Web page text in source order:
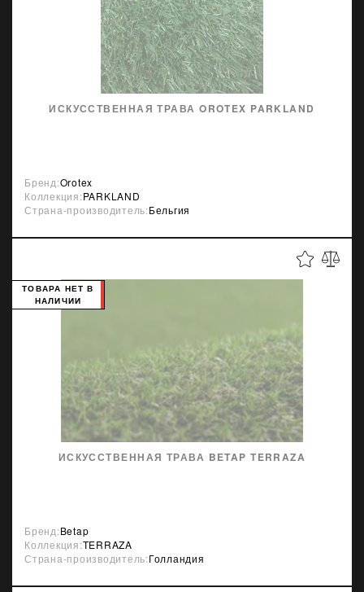
ИСКУССТВЕННАЯ ТРАВА OROTEX PARKLAND
Бренд:Orotex
Коллекция:PARKLAND
Страна-производитель:Бельгия
ИСКУССТВЕННАЯ ТРАВА BETAP TERRAZA
ТОВАРА НЕТ В
НАЛИЧИИ
Бренд:Betap
Коллекция:TERRAZA
Страна-производитель:Голландия